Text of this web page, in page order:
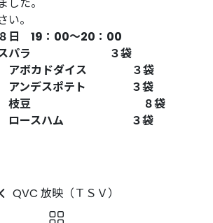
。
19：00〜20：00
スパラ ３袋
ダイス ３袋
ポテト ３袋
８袋
ハム ３袋
QVC 放映（ＴＳＶ）